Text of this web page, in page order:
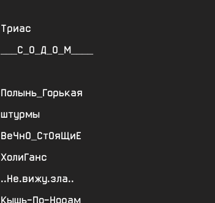
Триас
___С_О_Д_О_М____
Полынь_Горькая
штурмы
ВеЧнО_СтОяЩиЕ
ХолиГанс
..Не.вижу.зла..
Кышь-По-Норам